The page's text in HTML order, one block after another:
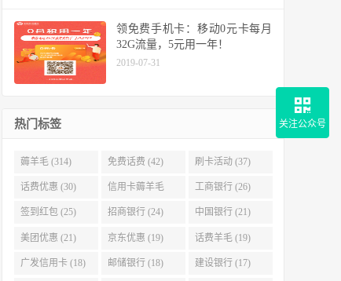
领免费手机卡：移动0元卡每月
32G流量，5元用一年！
2019-07-31
热门标签
薅羊毛 (314) 免费话费 (42) 刷卡活动 (37)
话费优惠 (30) 信用卡薅羊毛
(29)
工商银行 (26)
签到红包 (25) 招商银行 (24) 中国银行 (21)
美团优惠 (21) 京东优惠 (19) 话费羊毛 (19)
广发信用卡 (18) 邮储银行 (18) 建设银行 (17)
关注公众号